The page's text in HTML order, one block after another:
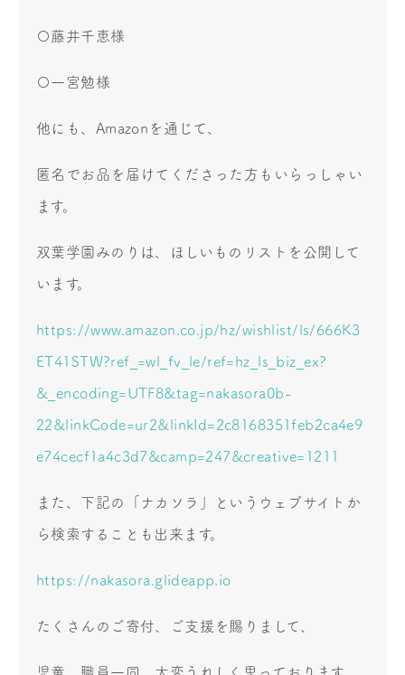
〇藤井千恵様
〇一宮勉様
他にも、Amazonを通じて、
匿名でお品を届けてくださった方もいらっしゃい
ます。
双葉学園みのりは、ほしいものリストを公開して
います。
https://www.amazon.co.jp/hz/wishlist/ls/666K3
ET41STW?ref_=wl_fv_le/ref=hz_ls_biz_ex?
&_encoding=UTF8&tag=nakasora0b-
22&linkCode=ur2&linkId=2c8168351feb2ca4e9
e74cecf1a4c3d7&camp=247&creative=1211
また、下記の「ナカソラ」というウェブサイトか
ら検索することも出来ます。
https://nakasora.glideapp.io
たくさんのご寄付、ご支援を賜りまして、